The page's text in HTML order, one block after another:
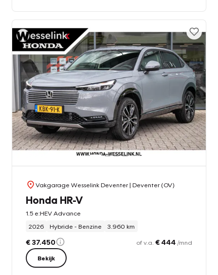
Vakgarage Wesselink Deventer| Deventer (OV)
Honda HR-V
1.5 e:HEV Advance
2026
Hybride - Benzine 3.960 km
€ 37.450 of v.a. € 444 /mnd
Bekijk